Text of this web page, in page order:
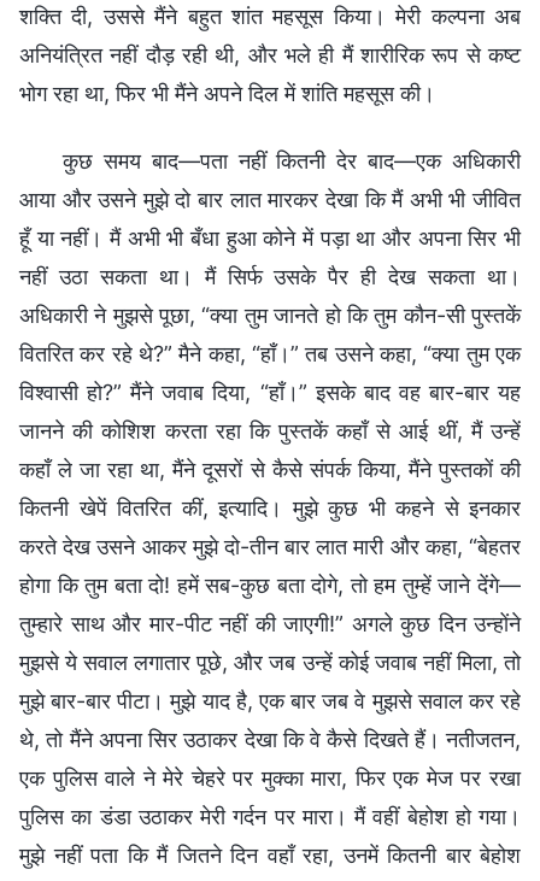
शक्ति दी, उससे मैंने बहुत शांत महसूस किया। मेरी कल्पना अब
अनियंत्रित नहीं दौड़ रही थी, और भले ही मैं शारीरिक रूप से कष्ट
भोग रहा था, फिर भी मैंने अपने दिल में शांति महसूस की।
कुछ समय बाद—पता नहीं कितनी देर बाद—एक अधिकारी
आया और उसने मुझे दो बार लात मारकर देखा कि मैं अभी भी जीवित
हूँ या नहीं। मैं अभी भी बँधा हुआ कोने में पड़ा था और अपना सिर भी
नहीं उठा सकता था। मैं सिर्फ उसके पैर ही देख सकता था।
अधिकारी ने मुझसे पूछा, “क्या तुम जानते हो कि तुम कौन-सी पुस्तकें
वितरित कर रहे थे?” मैने कहा, “हाँ।” तब उसने कहा, “क्या तुम एक
विश्वासी हो?” मैंने जवाब दिया, “हाँ।” इसके बाद वह बार-बार यह
जानने की कोशिश करता रहा कि पुस्तकें कहाँ से आई थीं, मैं उन्हें
कहाँ ले जा रहा था, मैंने दूसरों से कैसे संपर्क किया, मैंने पुस्तकों की
कितनी खेपें वितरित कीं, इत्यादि। मुझे कुछ भी कहने से इनकार
करते देख उसने आकर मुझे दो-तीन बार लात मारी और कहा, “बेहतर
होगा कि तुम बता दो! हमें सब-कुछ बता दोगे, तो हम तुम्हें जाने देंगे—
तुम्हारे साथ और मार-पीट नहीं की जाएगी!” अगले कुछ दिन उन्होंने
मुझसे ये सवाल लगातार पूछे, और जब उन्हें कोई जवाब नहीं मिला, तो
मुझे बार-बार पीटा। मुझे याद है, एक बार जब वे मुझसे सवाल कर रहे
थे, तो मैंने अपना सिर उठाकर देखा कि वे कैसे दिखते हैं। नतीजतन,
एक पुलिस वाले ने मेरे चेहरे पर मुक्का मारा, फिर एक मेज पर रखा
पुलिस का डंडा उठाकर मेरी गर्दन पर मारा। मैं वहीं बेहोश हो गया।
मुझे नहीं पता कि मैं जितने दिन वहाँ रहा, उनमें कितनी बार बेहोश